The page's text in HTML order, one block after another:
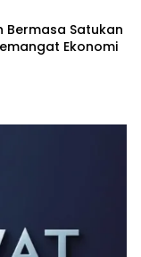
Bermasa Satukan
Ekonomi